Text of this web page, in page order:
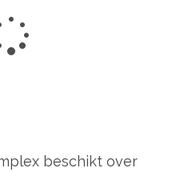
beschikt over